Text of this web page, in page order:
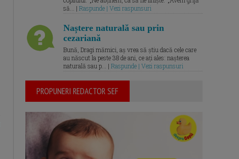
să... | Raspunde | Vezi raspunsuri
Naștere naturală sau prin
cezariană
Bună, Dragi mămici, aș vrea să știu dacă cele care
au născut la peste 38 de ani, ce ați ales: nașterea
naturală sau p... | Raspunde | Vezi raspunsuri
PROPUNERI REDACTOR SEF